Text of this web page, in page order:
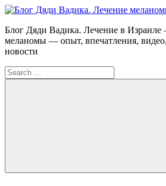
Skip
content
Блог
Дяди
Вадика.
меланомы
в
Блог Дяди Вадика. Лечение в
меланомы — опыт, впечатления, видео,
новости
Search
for:
Search